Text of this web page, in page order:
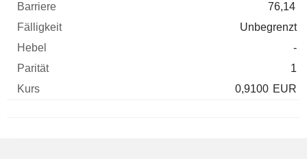
76,14
Unbegrenzt
-
1
0,9100 EUR